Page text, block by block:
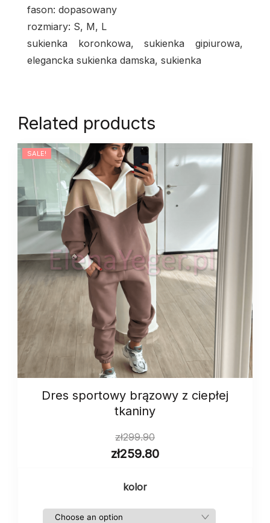
fason: dopasowany
rozmiary: S, M, L
sukienka koronkowa, sukienka gipiurowa,
elegancka sukienka damska, sukienka
Related products
SALE!
Dres sportowy brązowy z ciepłej
tkaniny
zł299.90
zł259.80
kolor